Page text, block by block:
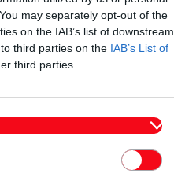
may separately opt-out of the
on the IAB’s list of downstream
third parties on the IAB’s List of
third parties.